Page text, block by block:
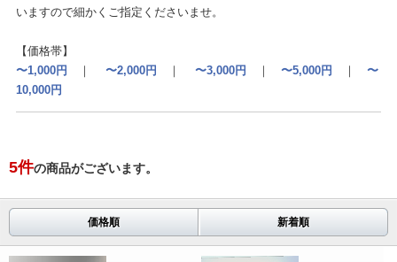
いますので細かくご指定くださいませ。
【価格帯】
〜1,000円 ｜ 〜2,000円 ｜ 〜3,000円 ｜ 〜5,000円 ｜ 〜
10,000円
5件の商品がございます。
価格順 新着順